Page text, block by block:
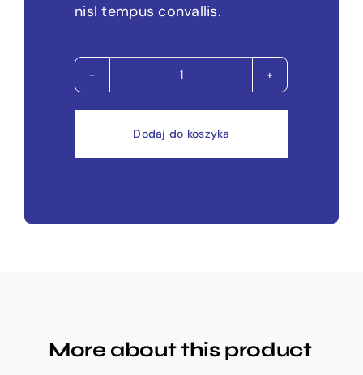
nisl tempus convallis.
Współpraca
z
kontraktorem
Dodaj do koszyka
More about this product